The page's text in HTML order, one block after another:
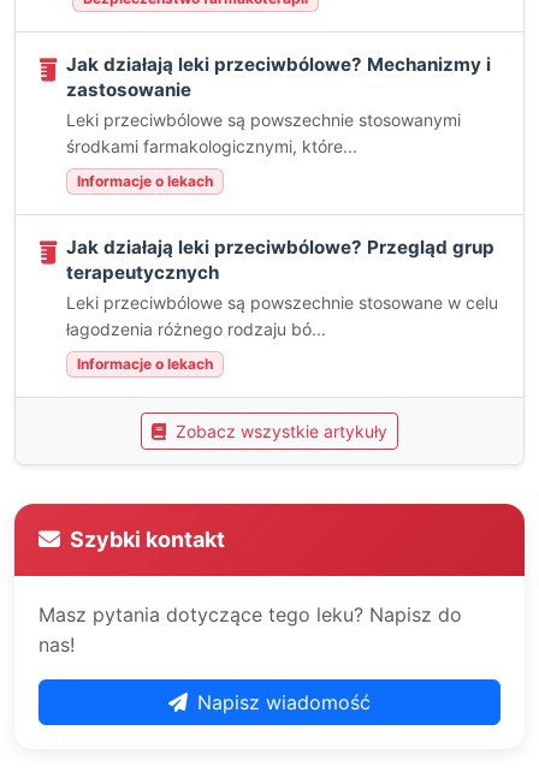
Jak działają leki przeciwbólowe? Mechanizmy i
zastosowanie
Leki przeciwbólowe są powszechnie stosowanymi
środkami farmakologicznymi, które...
Informacje o lekach
Jak działają leki przeciwbólowe? Przegląd grup
terapeutycznych
Leki przeciwbólowe są powszechnie stosowane w celu
łagodzenia różnego rodzaju bó...
Informacje o lekach
Zobacz wszystkie artykuły
Szybki kontakt
Masz pytania dotyczące tego leku? Napisz do
nas!
Napisz wiadomość